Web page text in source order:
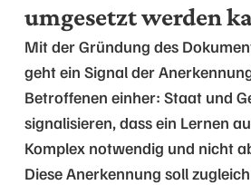
umgesetzt werden
Mit der Gründung des
geht ein Signal der
Betroffenen einher: Staat und
signalisieren, dass ein Lernen
Komplex notwendig und nicht
Diese Anerkennung soll